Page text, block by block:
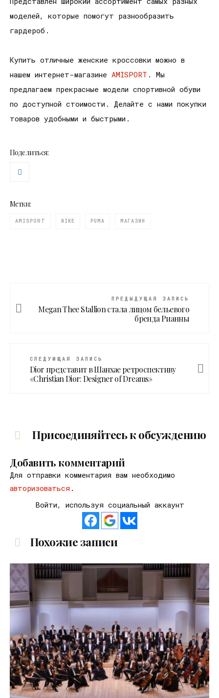
моделей, которые помогут разнообразить
гардероб.
Купить отличные женские кроссовки можно в
нашем интернет-магазине AMISPORT . Мы
предлагаем прекрасные модели спортивной обуви
по доступной стоимости. Делайте с нами покупки
товаров удобными и быстрыми.
Поделиться:
Метки:
AMISPORT NIKE PUMA МАГАЗИН
ПРЕДЫДУЩАЯ ЗАПИСЬ
Megan Thee Stallion стала лицом бельевого
бренда Рианны
СЛЕДУЮЩАЯ ЗАПИСЬ
Dior представит в Шанхае ретроспективу
«Christian Dior: Designer of Dreams»
Присоединяйтесь к обсуждению
Добавить комментарий
Для отправки комментария вам необходимо
авторизоваться .
Войти, используя социальный аккаунт
Похожие записи